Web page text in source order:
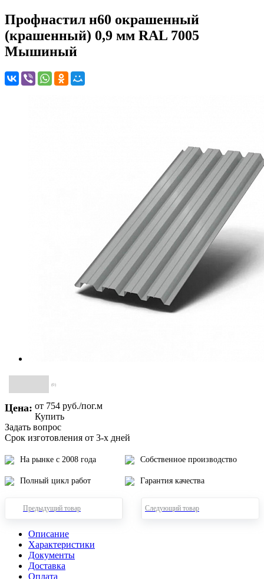
Профнастил н60 окрашенный
(крашенный) 0,9 мм RAL 7005
Мышиный
(0)
Цена: от 754 руб./пог.м
Купить
Задать вопрос
Срок изготовления от 3-х дней
На рынке с 2008 года Собственное производство
Полный цикл работ Гарантия качества
Предыдущий товар Следующий товар
Описание
Характеристики
Документы
Доставка
Оплата